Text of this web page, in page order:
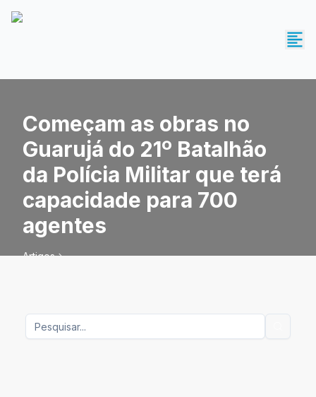
Começam as obras no
Guarujá do 21º Batalhão
da Polícia Militar que terá
capacidade para 700
agentes
Artigos